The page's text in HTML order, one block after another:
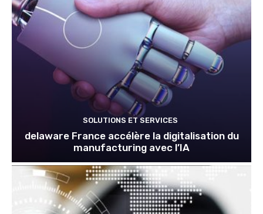
SOLUTIONS ET SERVICES
delaware France accélère la digitalisation du
manufacturing avec l’IA